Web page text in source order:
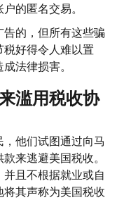
的匿名交易。
的，但所有这些骗
好得令人难以置
法律损害。
滥用税收协
他们试图通过向马
来逃避美国税收。
且不根据就业或自
其声称为美国税收